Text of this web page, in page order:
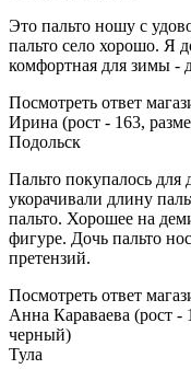
Это пальто ношу с
пальто село хорошо. Я
комфортная для зимы -
Посмотреть ответ
Ирина (рост - 163,
Подольск
Пальто покупалось
укорачивали длину
пальто. Хорошее на
фигуре. Дочь пальто
претензий.
Посмотреть ответ
Анна Караваева (рост -
черный)
Тула